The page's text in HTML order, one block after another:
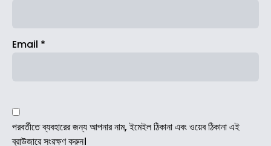
Email *
পরবর্তীতে ব্যবহারের জন্য আপনার নাম, ইমেইল ঠিকানা এবং ওয়েব ঠিকানা এই
ব্রাউজারে সংরক্ষণ করুন।